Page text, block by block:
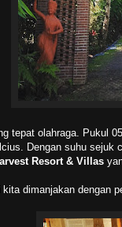
tepat olahraga. Pukul
Dengan suhu sejuk
Resort & Villas
dimanjakan dengan